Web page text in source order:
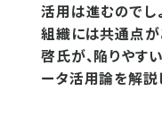
活用は進むのでし
組織には共通点が
啓氏が、陥りやす
ータ活用論を解説